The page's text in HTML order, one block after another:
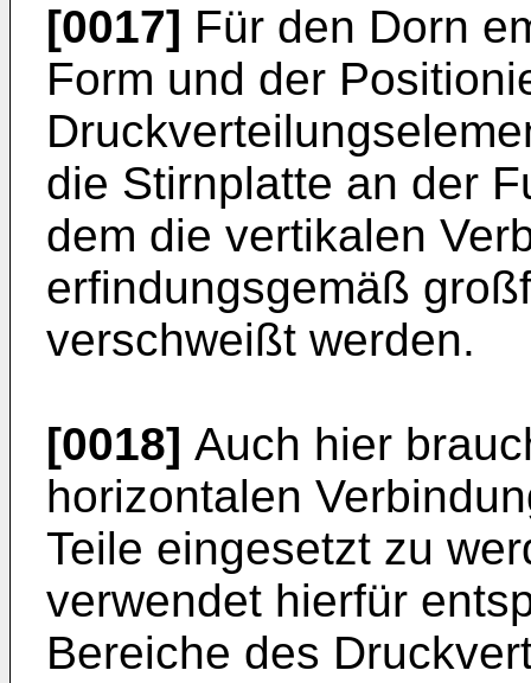
[0017] Für den Dorn
Form und der
die Stirnplatte an der
dem die vertikalen
erfindungsgemäß
verschweißt werden.
[0018] Auch hier
horizontalen
Teile eingesetzt zu
verwendet hierfür
Bereiche des